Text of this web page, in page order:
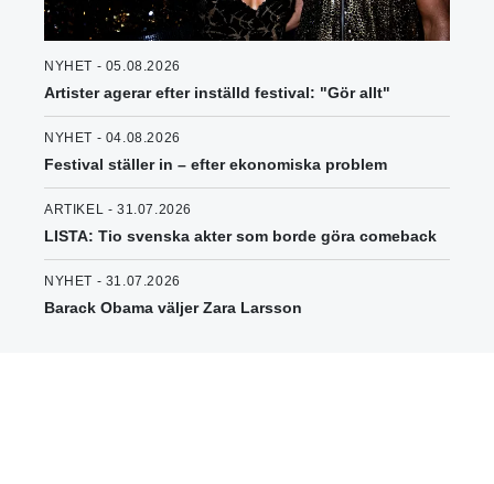
NYHET - 05.08.2026
Artister agerar efter inställd festival: "Gör allt"
NYHET - 04.08.2026
Festival ställer in – efter ekonomiska problem
ARTIKEL - 31.07.2026
LISTA: Tio svenska akter som borde göra comeback
NYHET - 31.07.2026
Barack Obama väljer Zara Larsson